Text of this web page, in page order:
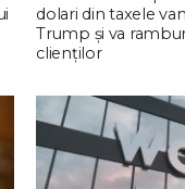
dolari din taxele
Trump şi va
clienţilor